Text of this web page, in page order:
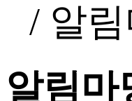
/ 알
알림마